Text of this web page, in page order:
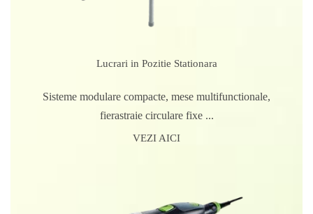
Lucrari in Pozitie Stationara
Sisteme modulare compacte, mese multifunctionale,
fierastraie circulare fixe ...
VEZI AICI